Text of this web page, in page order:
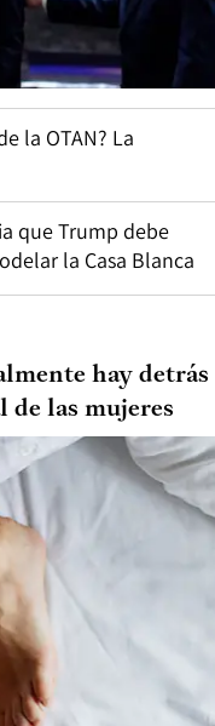
la OTAN? La
que Trump debe
la Casa Blanca
hay detrás
de las mujeres